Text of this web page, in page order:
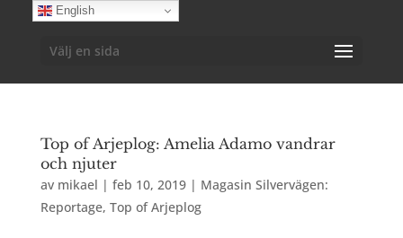
Välj en sida
Top of Arjeplog: Amelia Adamo vandrar
och njuter
av mikael | feb 10, 2019| Magasin Silvervägen:
Reportage, Top of Arjeplog
English